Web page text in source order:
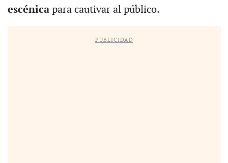
escénica para cautivar al público.
PUBLICIDAD